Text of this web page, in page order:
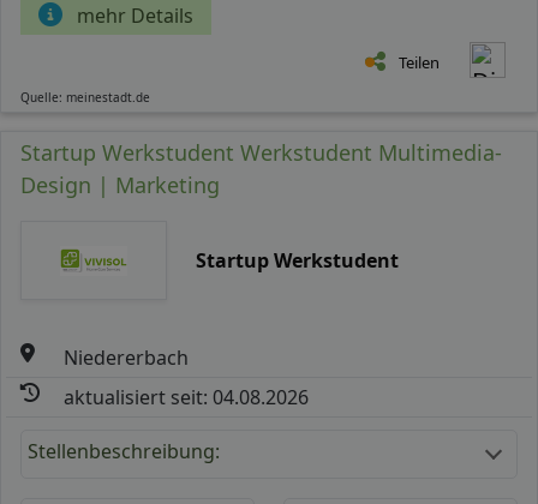
mehr Details
Teilen
Quelle: meinestadt.de
Startup Werkstudent Werkstudent Multimedia-
Design | Marketing
Startup Werkstudent
Niedererbach
aktualisiert seit: 04.08.2026
Stellenbeschreibung: